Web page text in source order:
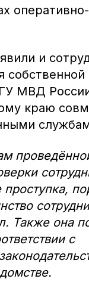
и
собственной
МВД
краю
Также она
с